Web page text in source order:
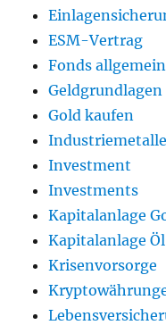
ESM-Vertrag
Fonds allgemein
Geldgrundlagen
Gold kaufen
Industriemetalle
Investment
Investments
Kapitalanlage
Kapitalanlage
Krisenvorsorge